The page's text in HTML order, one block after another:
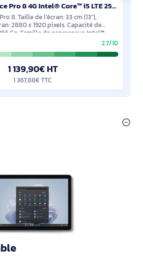
Microsoft Surface Pro 8 4G Intel® Core™ i5 LTE 256 Go 33 cm (13") 8 Go Wi-Fi 6 (802.11ax) Windows 10 - EIG-00020
8. Taille de l'écran: 33 cm (13"),
2880 x 1920 pixels. Capacité de
Go. Famille de processeur: Intel®
processeur:
2.7/10
1 139,90€ HT
1 367,88€ TTC